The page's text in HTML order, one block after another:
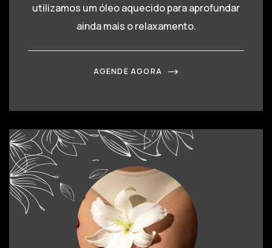
utilizamos um óleo aquecido para aprofundar
ainda mais o relaxamento.
AGENDE AGORA